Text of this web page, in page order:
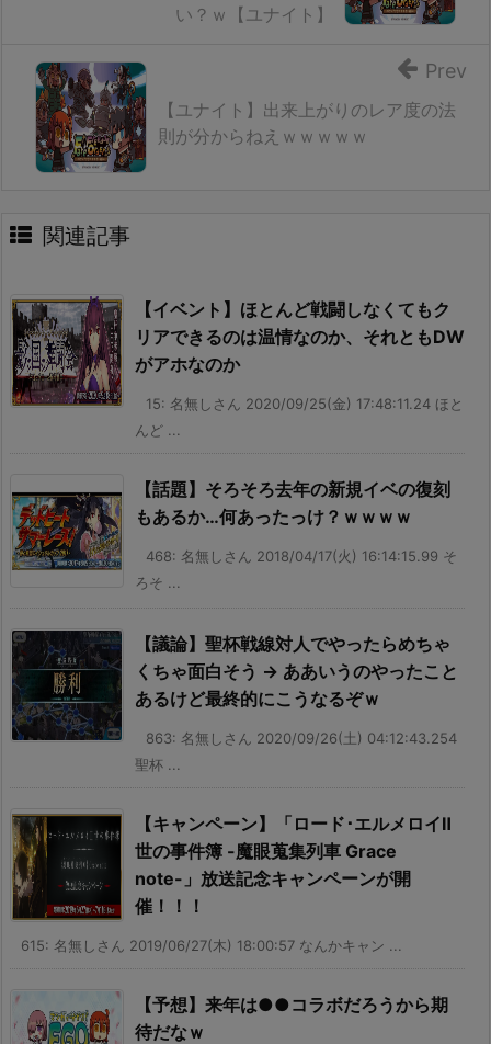
い？ｗ【ユナイト】
【ユナイト】出来上がりのレア度の法
則が分からねえｗｗｗｗｗ
Prev
関連記事
【イベント】ほとんど戦闘しなくてもク
リアできるのは温情なのか、それともDW
がアホなのか
15: 名無しさん 2020/09/25(金) 17:48:11.24 ほと
んど ...
【話題】そろそろ去年の新規イベの復刻
もあるか…何あったっけ？ｗｗｗｗ
468: 名無しさん 2018/04/17(火) 16:14:15.99 そ
ろそ ...
【議論】聖杯戦線対人でやったらめちゃ
くちゃ面白そう → ああいうのやったこと
あるけど最終的にこうなるぞｗ
863: 名無しさん 2020/09/26(土) 04:12:43.254
聖杯 ...
【キャンペーン】「ロード･エルメロイⅡ
世の事件簿 -魔眼蒐集列車 Grace
note-」放送記念キャンペーンが開
催！！！
615: 名無しさん 2019/06/27(木) 18:00:57 なんかキャン ...
【予想】来年は●●コラボだろうから期
待だなｗ